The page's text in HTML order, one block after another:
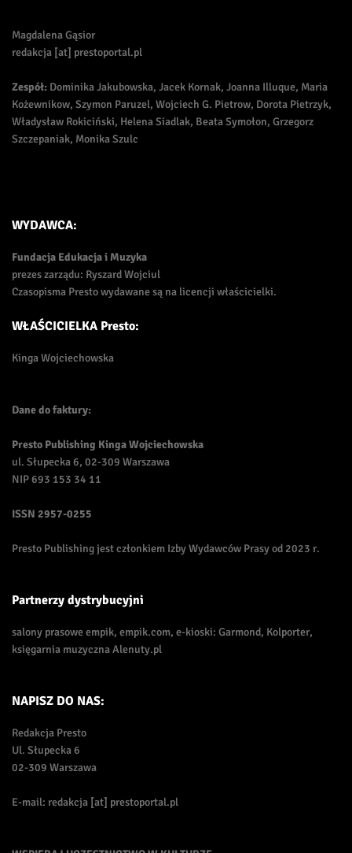
Magdalena Gąsior
redakcja [at] prestoportal.pl
Zespół: Dominika Jakubowska, Jacek Kornak, Joanna Illuque, Maria
Kożewnikow, Szymon Paruzel, Wojciech G. Pietrow, Dorota Pietrzyk,
Władysław Rokiciński, Helena Siadlak, Beata Symołon, Grzegorz
Szczepaniak, Monika Szulc
WYDAWCA:
Fundacja Edukacja i Muzyka
prezes zarządu: Ryszard Wojciul
Czasopisma Presto wydawane są na licencji właścicielki.
WŁAŚCICIELKA Presto:
Kinga Wojciechowska
Dane do faktury:
Presto Publishing Kinga Wojciechowska
ul. Słupecka 6, 02-309 Warszawa
NIP 693 153 34 11
ISSN 2957-0255
Presto Publishing jest członkiem Izby Wydawców Prasy od 2023 r.
Partnerzy dystrybucyjni
salony prasowe empik, empik.com, e-kioski: Garmond, Kolporter,
księgarnia muzyczna Alenuty.pl
NAPISZ DO NAS:
Redakcja Presto
Ul. Słupecka 6
02-309 Warszawa
E-mail: redakcja [at] prestoportal.pl